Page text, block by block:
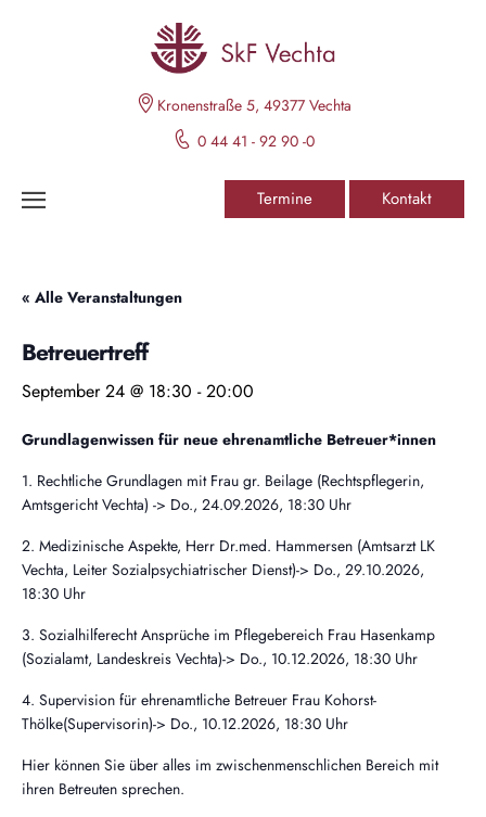
Kronenstraße 5, 49377 Vechta
0 44 41 - 92 90 -0
Termine Kontakt
« Alle Veranstaltungen
Betreuertreff
September 24 @ 18:30 -20:00
Grundlagenwissen für neue ehrenamtliche Betreuer*innen
1. Rechtliche Grundlagen mit Frau gr. Beilage (Rechtspflegerin,
Amtsgericht Vechta) -> Do., 24.09.2026, 18:30 Uhr
2. Medizinische Aspekte, Herr Dr.med. Hammersen (Amtsarzt LK
Vechta, Leiter Sozialpsychiatrischer Dienst)-> Do., 29.10.2026,
18:30 Uhr
3. Sozialhilferecht Ansprüche im Pflegebereich Frau Hasenkamp
(Sozialamt, Landeskreis Vechta)-> Do., 10.12.2026, 18:30 Uhr
4. Supervision für ehrenamtliche Betreuer Frau Kohorst-
Thölke(Supervisorin)-> Do., 10.12.2026, 18:30 Uhr
Hier können Sie über alles im zwischenmenschlichen Bereich mit
ihren Betreuten sprechen.